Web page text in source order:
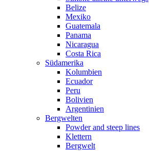
Belize
Mexiko
Guatemala
Panama
Nicaragua
Costa Rica
Südamerika
Kolumbien
Ecuador
Peru
Bolivien
Argentinien
Bergwelten
Powder and steep lines
Klettern
Bergwelt